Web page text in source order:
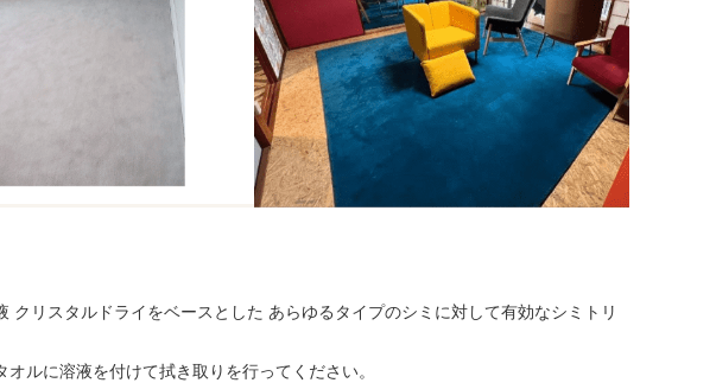
クリスタルドライをベースとした あらゆるタイプのシミに対して有効なシミトリ
ルに溶液を付けて拭き取りを行ってください。